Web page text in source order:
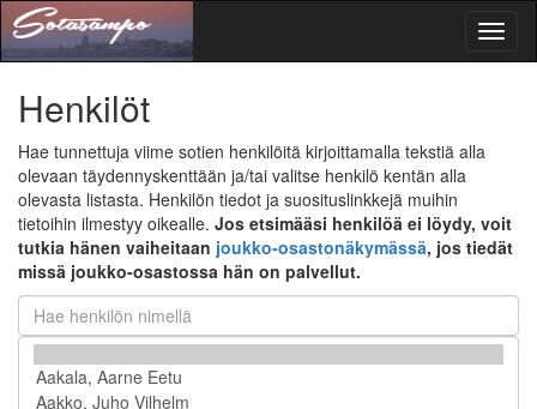
Henkilöt
Hae tunnettuja viime sotien henkilöitä kirjoittamalla tekstiä alla
olevaan täydennyskenttään ja/tai valitse henkilö kentän alla
olevasta listasta. Henkilön tiedot ja suosituslinkkejä muihin
tietoihin ilmestyy oikealle. Jos etsimääsi henkilöä ei löydy, voit
tutkia hänen vaiheitaan joukko-osastonäkymässä, jos tiedät
missä joukko-osastossa hän on palvellut.